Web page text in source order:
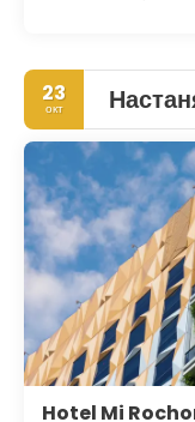
23
окт
Hotel Mi